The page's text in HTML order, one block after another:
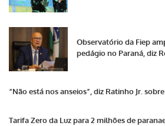
Observatório da Fiep
pedágio no Paraná, diz
“Não está nos anseios”, diz Ratinho Jr.
Tarifa Zero da Luz para 2 milhões de